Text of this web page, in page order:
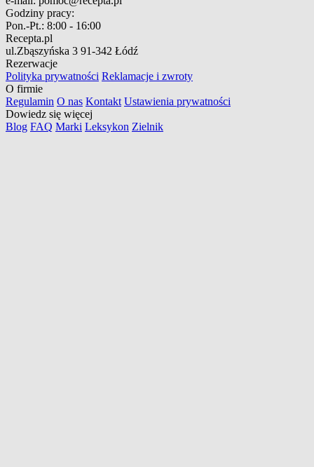
Godziny pracy:
Pon.-Pt.: 8:00 - 16:00
Recepta.pl
ul.Zbąszyńska 3 91-342 Łódź
Rezerwacje
Polityka prywatności Reklamacje i zwroty
O firmie
Regulamin O nas Kontakt Ustawienia prywatności
Dowiedz się więcej
Blog FAQ Marki Leksykon Zielnik